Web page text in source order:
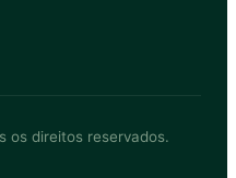
os direitos reservados.